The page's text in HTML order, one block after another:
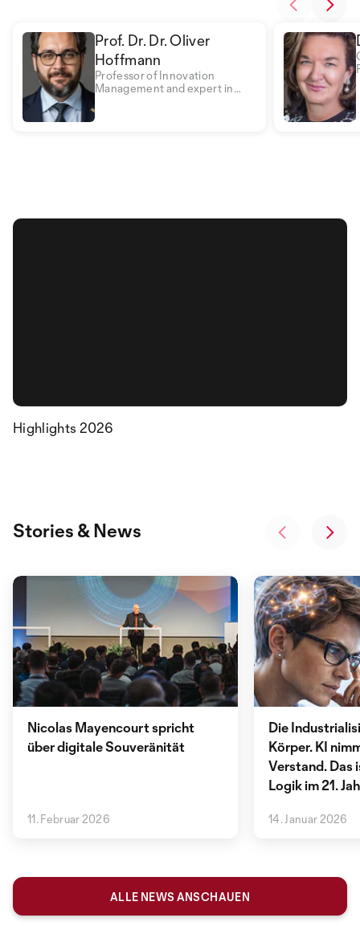
Prof. Dr. Dr. Oliver
Hoffmann
Professor of Innovation
Management and expert in
Highlights 2026
Stories & News
Nicolas Mayencourt spricht
über digitale Souveränität
11. Februar 2026
Die
Körper. KI
Verstand. Das
Logik im 21.
14. Januar 2026
ALLE NEWS ANSCHAUEN